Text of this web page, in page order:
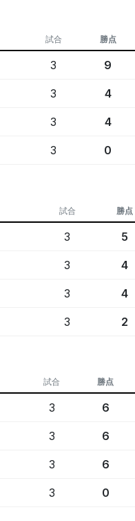
試合 勝点
3 9
3 4
3 4
3 0
試合 勝点
3 5
3 4
3 4
3 2
試合 勝点
3 6
3 6
3 6
3 0